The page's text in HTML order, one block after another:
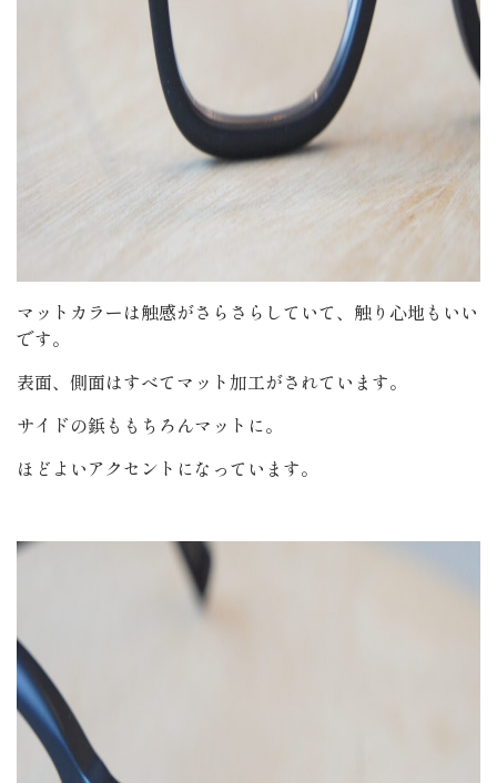
マットカラーは触感がさらさらしていて、触り心地もいい
です。
表面、側面はすべてマット加工がされています。
サイドの鋲ももちろんマットに。
ほどよいアクセントになっています。